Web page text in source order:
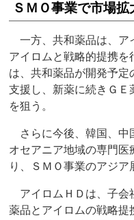
ＳＭＯ事業で市場拡
一方、共和薬品は、ア
アイロムと戦略的提携を
は、共和薬品が開発予定
支援し、新薬に続きＧＥ
を狙う。
さらに今後、韓国、中
オセアニア地域の専門医
り、ＳＭＯ事業のアジア
アイロムＨＤは、子会
薬品とアイロムの戦略提